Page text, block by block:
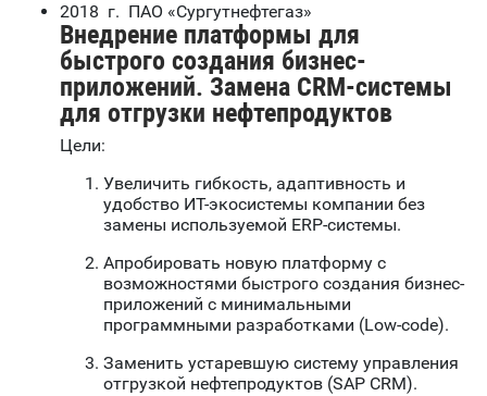
2018 г. ПАО «Сургутнефтегаз»
Внедрение платформы для
быстрого создания бизнес-
приложений. Замена CRM-системы
для отгрузки нефтепродуктов
Цели:
Увеличить гибкость, адаптивность и
удобство ИТ-экосистемы компании без
замены используемой ERP-системы.
Апробировать новую платформу с
возможностями быстрого создания бизнес-
приложений с минимальными
программными разработками (Low-code).
Заменить устаревшую систему управления
отгрузкой нефтепродуктов (SAP CRM).